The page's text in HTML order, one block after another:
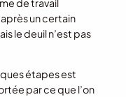
de travail
un certain
le deuil n’est pas
étapes est
par ce que l’on